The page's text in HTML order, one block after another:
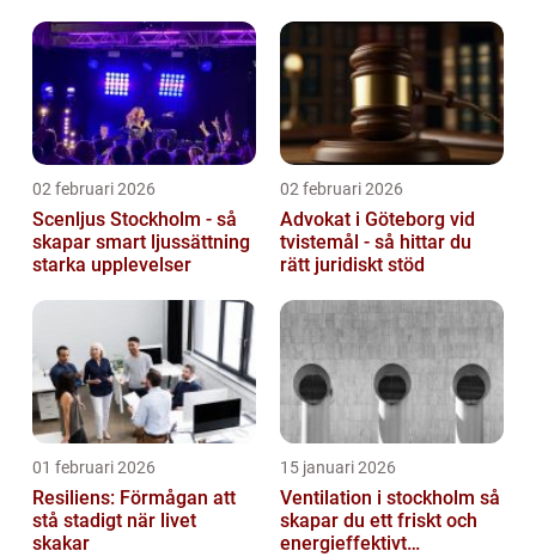
02 februari 2026
Scenljus Stockholm - så
skapar smart ljussättning
starka upplevelser
02 februari 2026
Advokat i Göteborg vid
tvistemål - så hittar du
rätt juridiskt stöd
01 februari 2026
Resiliens: Förmågan att
stå stadigt när livet
skakar
15 januari 2026
Ventilation i stockholm så
skapar du ett friskt och
energieffektivt